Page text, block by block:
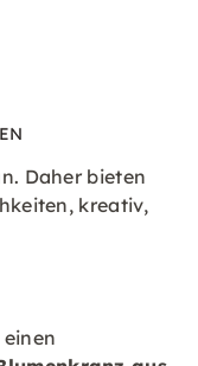
Daher bieten
kreativ,